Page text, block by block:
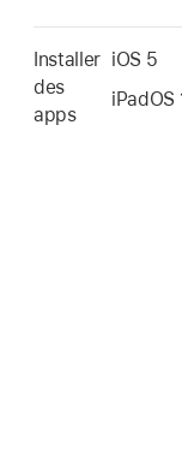
Installer
des
apps
iOS 5
iPadOS